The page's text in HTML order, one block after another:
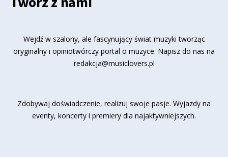
Wejdź w szalony, ale fascynujący świat muzyki tworząc
oryginalny i opiniotwórczy portal o muzyce. Napisz do nas na
redakcja@musiclovers.pl
Zdobywaj doświadczenie, realizuj swoje pasje. Wyjazdy na
eventy, koncerty i premiery dla najaktywniejszych.